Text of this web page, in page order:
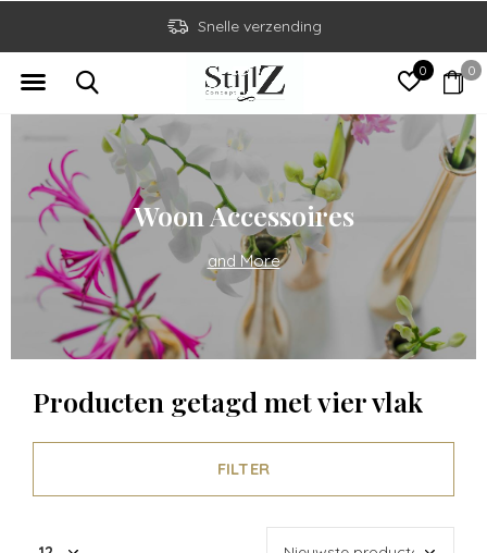
0 0
Snelle verzending
Woon Accessoires
and More
Producten getagd met vier vlak
FILTER